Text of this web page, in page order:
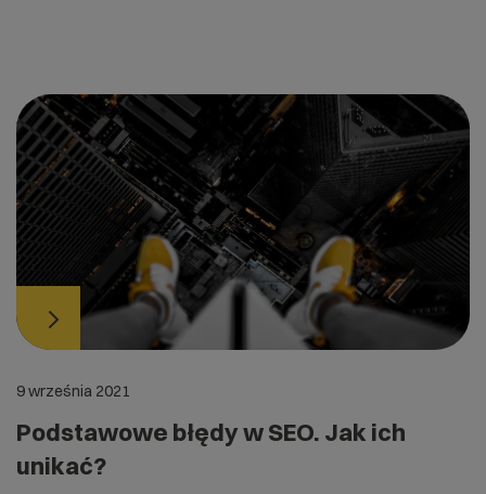
9 września 2021
Podstawowe błędy w SEO. Jak ich
unikać?